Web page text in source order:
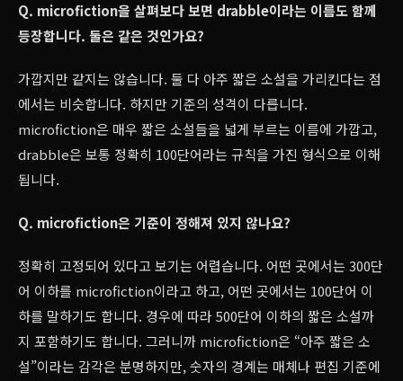
Q. microfiction을 살펴보다 보면 drabble이라는 이름도 함께
등장합니다. 둘은 같은 것인가요?
가깝지만 같지는 않습니다. 둘 다 아주 짧은 소설을 가리킨다는 점
에서는 비슷합니다. 하지만 기준의 성격이 다릅니다.
microfiction은 매우 짧은 소설들을 넓게 부르는 이름에 가깝고,
drabble은 보통 정확히 100단어라는 규칙을 가진 형식으로 이해
됩니다.
Q. microfiction은 기준이 정해져 있지 않나요?
정확히 고정되어 있다고 보기는 어렵습니다. 어떤 곳에서는 300단
어 이하를 microfiction이라고 하고, 어떤 곳에서는 100단어 이
하를 말하기도 합니다. 경우에 따라 500단어 이하의 짧은 소설까
지 포함하기도 합니다. 그러니까 microfiction은 “아주 짧은 소
설”이라는 감각은 분명하지만, 숫자의 경계는 매체나 편집 기준에